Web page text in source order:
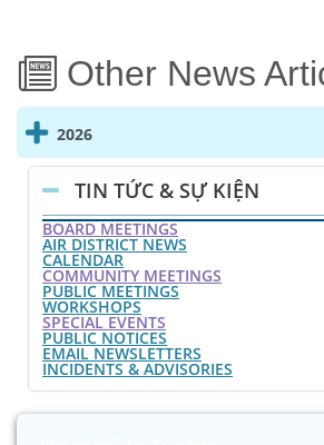
Other News
2026
TIN TỨC & SỰ KIỆN
BOARD MEETINGS
AIR DISTRICT NEWS
CALENDAR
COMMUNITY MEETINGS
PUBLIC MEETINGS
WORKSHOPS
SPECIAL EVENTS
PUBLIC NOTICES
EMAIL NEWSLETTERS
INCIDENTS & ADVISORIES